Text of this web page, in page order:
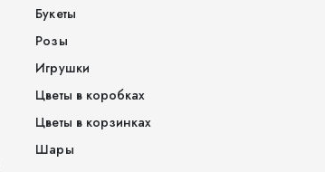
Букеты
Розы
Игрушки
Цветы в коробках
Цветы в корзинках
Шары